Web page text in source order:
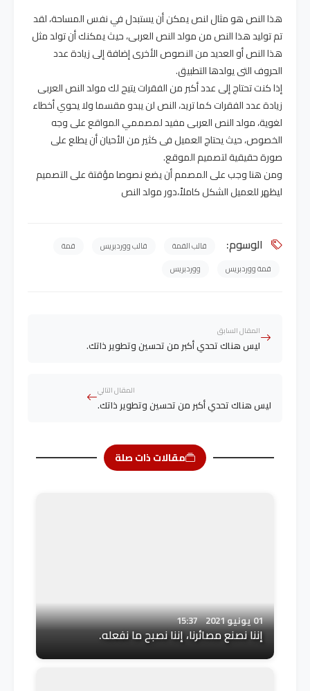
هذا النص هو مثال لنص يمكن أن يستبدل في نفس المساحة، لقد
تم توليد هذا النص من مولد النص العربى، حيث يمكنك أن تولد مثل
هذا النص أو العديد من النصوص الأخرى إضافة إلى زيادة عدد
الحروف التى يولدها التطبيق.
إذا كنت تحتاج إلى عدد أكبر من الفقرات يتيح لك مولد النص العربى
زيادة عدد الفقرات كما تريد، النص لن يبدو مقسما ولا يحوي أخطاء
لغوية، مولد النص العربى مفيد لمصممي المواقع على وجه
الخصوص، حيث يحتاج العميل فى كثير من الأحيان أن يطلع على
صورة حقيقية لتصميم الموقع.
ومن هنا وجب على المصمم أن يضع نصوصا مؤقتة على التصميم
ليظهر للعميل الشكل كاملاً،دور مولد النص
الوسوم: قالب القمة قالب ووردبريس
قمة
قمة ووردبريس
ووردبريس
المقال السابق
ليس هناك تحدي أكبر من تحسين وتطوير ذاتك.
المقال التالي
ليس هناك تحدي أكبر من تحسين وتطوير ذاتك.
مقالات ذات صلة
01 يونيو 2021 15:37
إننا نصنع مصائرنا، إننا نصبح ما نفعله.